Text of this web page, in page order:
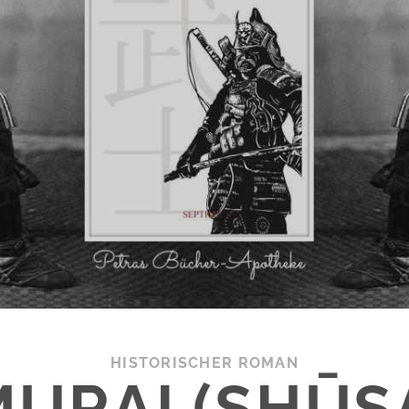
HISTORISCHER ROMAN